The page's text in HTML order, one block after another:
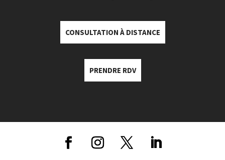
CONSULTATION À DISTANCE
PRENDRE RDV